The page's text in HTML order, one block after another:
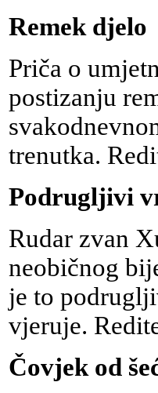
Remek djelo
Priča o
postizanju
trenutka.
Podrugljivi
Rudar zvan
neobičnog
je to
vjeruje.
Čovjek od